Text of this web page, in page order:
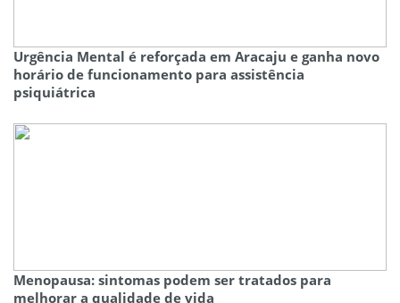
Urgência Mental é reforçada em Aracaju e ganha novo
horário de funcionamento para assistência
psiquiátrica
Menopausa: sintomas podem ser tratados para
melhorar a qualidade de vida